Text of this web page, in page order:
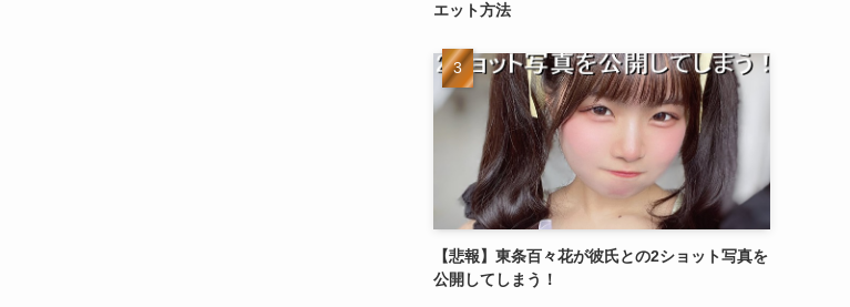
エット方法
【悲報】東条百々花が彼氏との2ショット写真を
公開してしまう！